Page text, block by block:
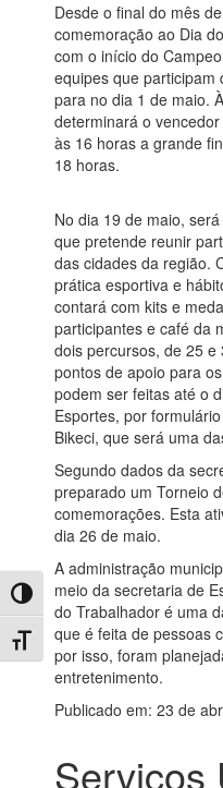
Toggle High Contrast
Toggle Font size
Desde o final do mês
comemoração ao Dia
com o início do
equipes que participam
para no dia 1 de maio.
determinará o
às 16 horas a grande
18 horas.
No dia 19 de maio,
que pretende reunir
das cidades da região.
prática esportiva e
contará com kits e
participantes e café da
dois percursos, de 25
pontos de apoio para
podem ser feitas até o
Esportes, por
Bikeci, que será uma
Segundo dados da
preparado um Torneio
comemorações. Esta
dia 26 de maio.
A administração
meio da secretaria de
do Trabalhador é uma
que é feita de pessoas
por isso, foram
entretenimento.
Publicado em: 23 de
Serviços